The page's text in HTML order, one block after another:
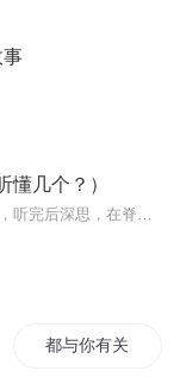
事
懂几个？）
都与你有关日记